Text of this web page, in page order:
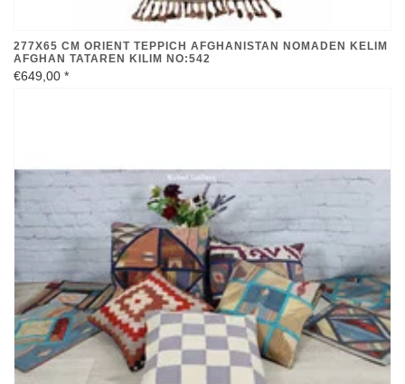
277X65 CM ORIENT TEPPICH AFGHANISTAN NOMADEN KELIM
€649,00*